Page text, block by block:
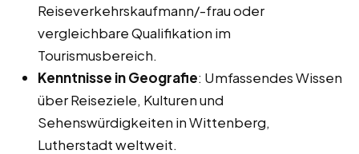
Reiseverkehrskaufmann/-frau oder
vergleichbare Qualifikation im
Tourismusbereich.
Kenntnisse in Geografie: Umfassendes Wissen
über Reiseziele, Kulturen und
Sehenswürdigkeiten in Wittenberg,
Lutherstadt weltweit.